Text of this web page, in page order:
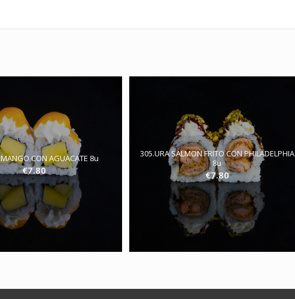
CON AGUACATE 8u
€7.80
305.URA SALMON FRITO CON PHILADELPHIA
8u
€7.80